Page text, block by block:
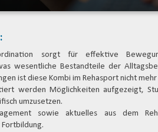
sorgt für effektive
wesentliche Bestandteile der
ist diese Kombi im Rehasport nicht
werden Möglichkeiten aufgezeigt,
umzusetzen.
sowie aktuelles aus dem